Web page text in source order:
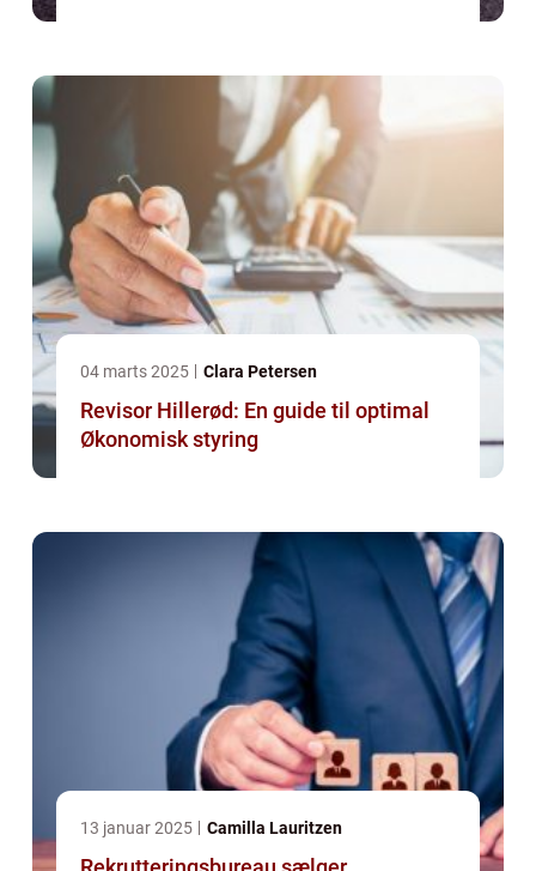
04 marts 2025 Clara Petersen
Revisor Hillerød: En guide til optimal
Økonomisk styring
13 januar 2025 Camilla Lauritzen